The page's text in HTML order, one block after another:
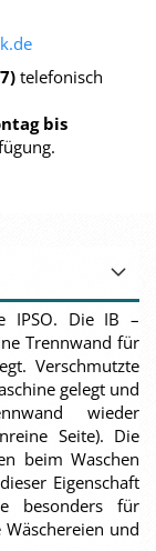
telefonisch
bis
IPSO. Die IB –
Trennwand für
Verschmutzte
gelegt und
wieder
Seite). Die
beim Waschen
Eigenschaft
besonders für
und